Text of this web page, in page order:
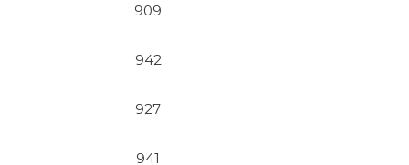
909
942
927
941